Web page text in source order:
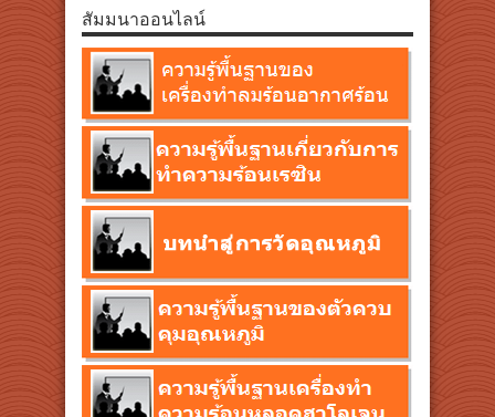
สัมมนาออนไลน์